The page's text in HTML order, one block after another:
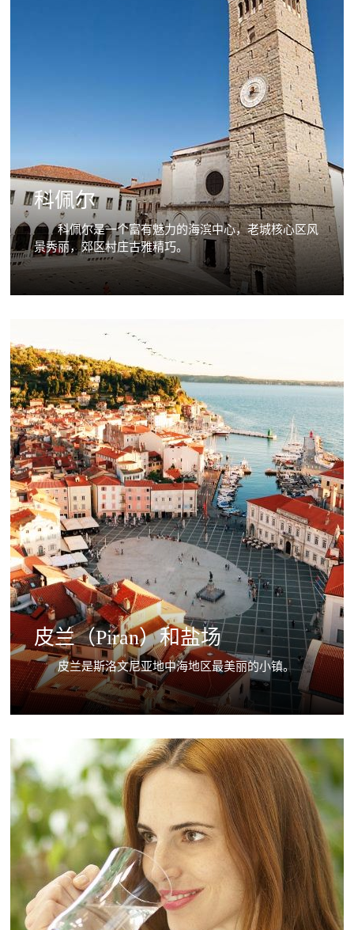
科佩尔
科佩尔是一个富有魅力的海滨中心，老城核心区风
景秀丽，郊区村庄古雅精巧。
皮兰（Piran）和盐场
皮兰是斯洛文尼亚地中海地区最美丽的小镇。